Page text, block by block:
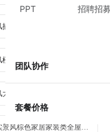
PPT 招聘招
团队协作
套餐价格
简约实景风棕色家居家装类全屋定制营销全屏手机海报